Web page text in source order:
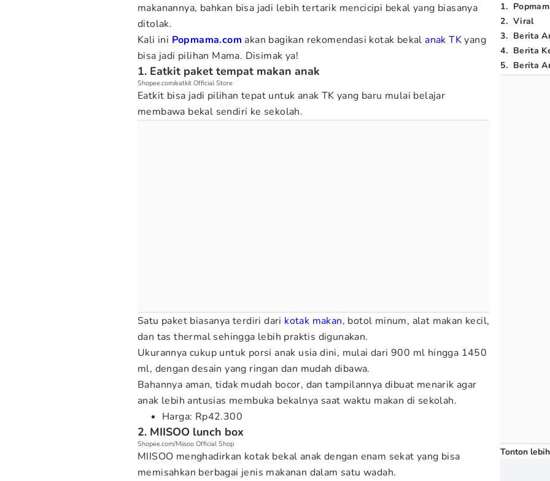
makanannya, bahkan bisa jadi lebih tertarik mencicipi bekal yang biasanya
ditolak.
Kali ini Popmama.com akan bagikan rekomendasi kotak bekalanak TKyang
bisa jadi pilihan Mama. Disimak ya!
1. Eatkit paket tempat makan anak
Shopee.com/eatkit Official Store
Eatkit bisa jadi pilihan tepat untuk anak TK yang baru mulai belajar
membawa bekal sendiri ke sekolah.
Satu paket biasanya terdiri dari kotak makan, botol minum, alat makan kecil,
dan tas thermal sehingga lebih praktis digunakan.
Ukurannya cukup untuk porsi anak usia dini, mulai dari 900 ml hingga 1450
ml, dengan desain yang ringan dan mudah dibawa.
Bahannya aman, tidak mudah bocor, dan tampilannya dibuat menarik agar
anak lebih antusias membuka bekalnya saat waktu makan di sekolah.
Harga: Rp42.300
2. MIISOO lunch box
Shopee.com/Miisoo Official Shop
MIISOO menghadirkan kotak bekal anak dengan enam sekat yang bisa
memisahkan berbagai jenis makanan dalam satu wadah.
1.
2. Viral
3. Berita
4. Berita
5. Berita
Tonton